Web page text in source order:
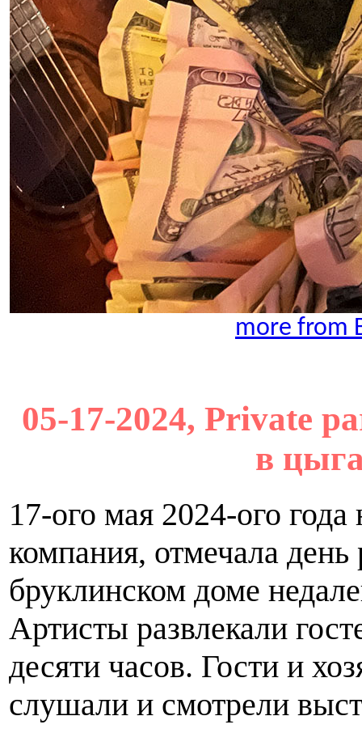
more from
05-17-2024, Private
в
17-ого мая 2024-ого
компания, отмечала
бруклинском доме
Артисты развлекали
десяти часов. Гости и
слушали и смотрели